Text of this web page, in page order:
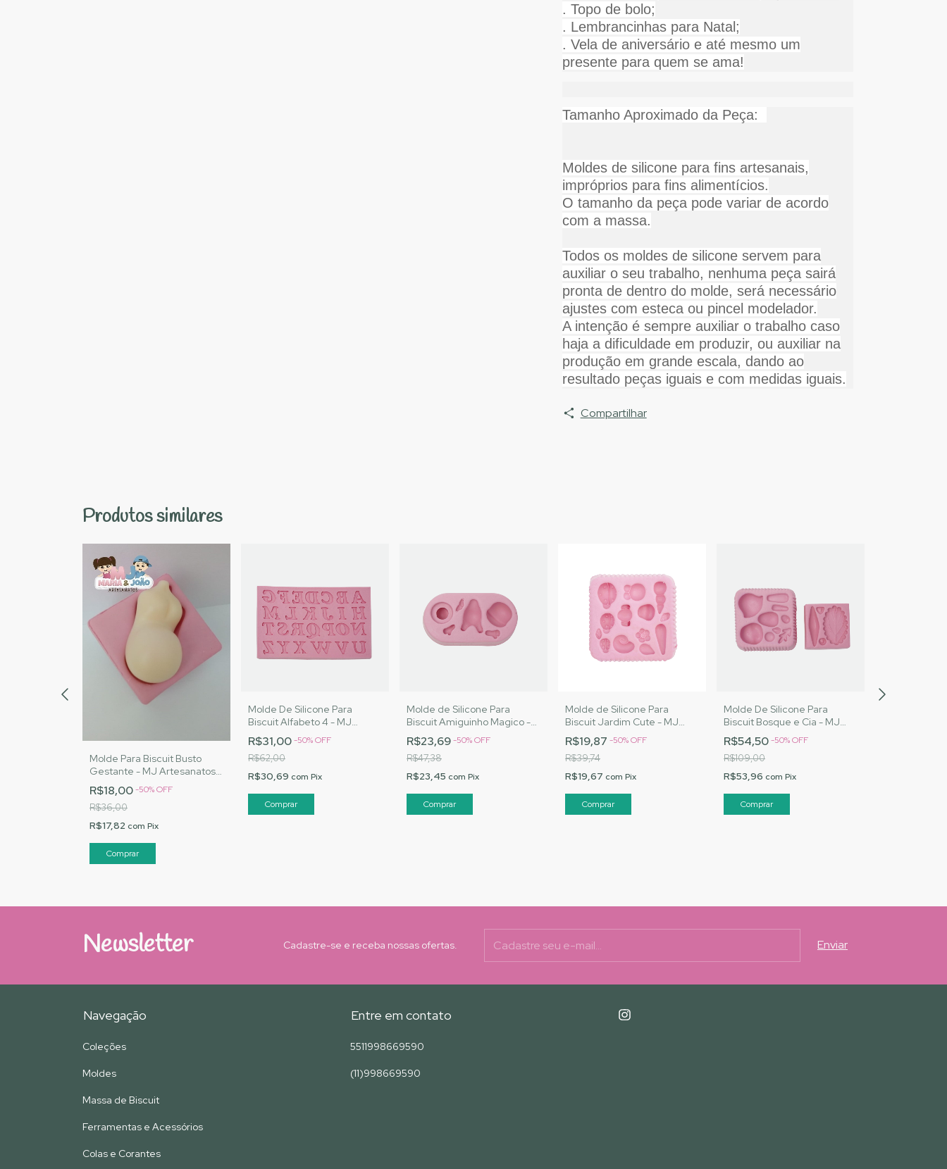
. Topo de bolo;
. Lembrancinhas para Natal;
. Vela de aniversário e até mesmo um
presente para quem se ama!
Tamanho Aproximado da Peça:
Moldes de silicone para fins artesanais,
impróprios para fins alimentícios.
O tamanho da peça pode variar de acordo
com a massa.
Todos os moldes de silicone servem para
auxiliar o seu trabalho, nenhuma peça sairá
pronta de dentro do molde, será necessário
ajustes com esteca ou pincel modelador.
A intenção é sempre auxiliar o trabalho caso
haja a dificuldade em produzir, ou auxiliar na
produção em grande escala, dando ao
resultado peças iguais e com medidas iguais.
Compartilhar
Produtos similares
Molde Para Biscuit Busto
Gestante - MJ Artesanatos
|Cód. 1600
R$18,00-50%OFF
R$36,00
R$17,82 com Pix
Molde De Silicone Para
Biscuit Alfabeto 4 - MJ
Artesanatos |Cód. 1592
R$31,00-50%OFF
R$62,00
R$30,69 com Pix
Molde de Silicone Para
Biscuit Amiguinho Magico -
MJ Artesanatos |Cód. 1595
R$23,69-50%OFF
R$47,38
R$23,45 com Pix
Molde de Silicone Para
Biscuit Jardim Cute - MJ
Artesanatos |Cód. 1602
R$19,87 -50%OFF
R$39,74
R$19,67 com Pix
Molde De Silicone Para
Biscuit Bosque e Cia - MJ
Artesanatos|Cód. 1597
R$54,50-50%OFF
R$109,00
R$53,96 com Pix
Newsletter Cadastre-se e receba nossas ofertas.
Navegação
Coleções
Moldes
Massa de Biscuit
Ferramentas e Acessórios
Colas e Corantes
Entre em contato
5511998669590
(11)998669590